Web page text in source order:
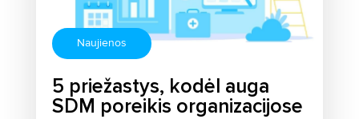
Naujienos
5 priežastys, kodėl auga
SDM poreikis organizacijose